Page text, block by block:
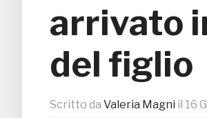
arrivato
del figlio
Scritto da Valeria Magni il 16